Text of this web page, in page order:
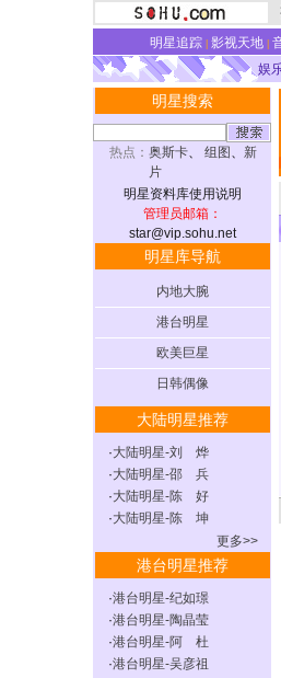
明星追踪 影视天地
娱
明星搜索
热点： 奥斯卡、 组图 、
新
片
明星资料库使用说明
管理员邮箱：
star@vip.sohu.net
明星库导航
内地大腕
港台明星
欧美巨星
日韩偶像
大陆明星推荐
·大陆明星-刘 烨
·大陆明星-邵 兵
·大陆明星-陈 好
·大陆明星-陈 坤
更多>>
港台明星推荐
·港台明星-纪如璟
·港台明星-陶晶莹
·港台明星-阿 杜
·港台明星-吴彦祖